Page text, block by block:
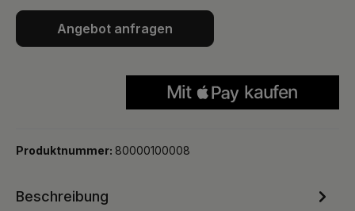
Angebot anfragen
Produktnummer: 80000100008
Beschreibung